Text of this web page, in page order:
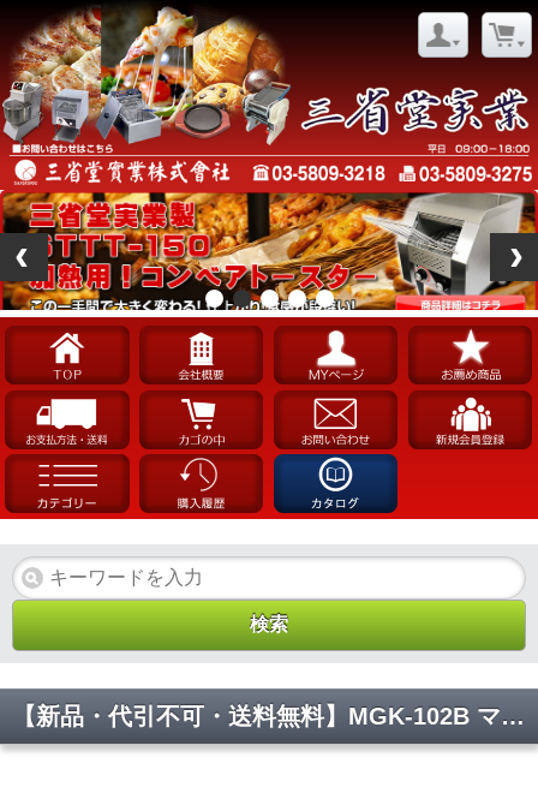
【新品・代引不可・送料無料】MGK-102B マルゼン ガス下火式焼物器 炭焼き 熱板タイプ 串焼用 W900*D180*H253(mm)